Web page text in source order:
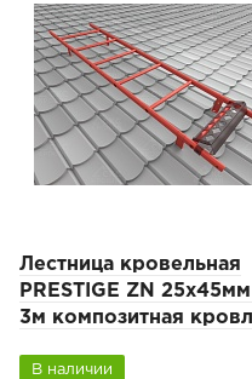
Лестница кровельная
PRESTIGE ZN
3м композитная
В наличии